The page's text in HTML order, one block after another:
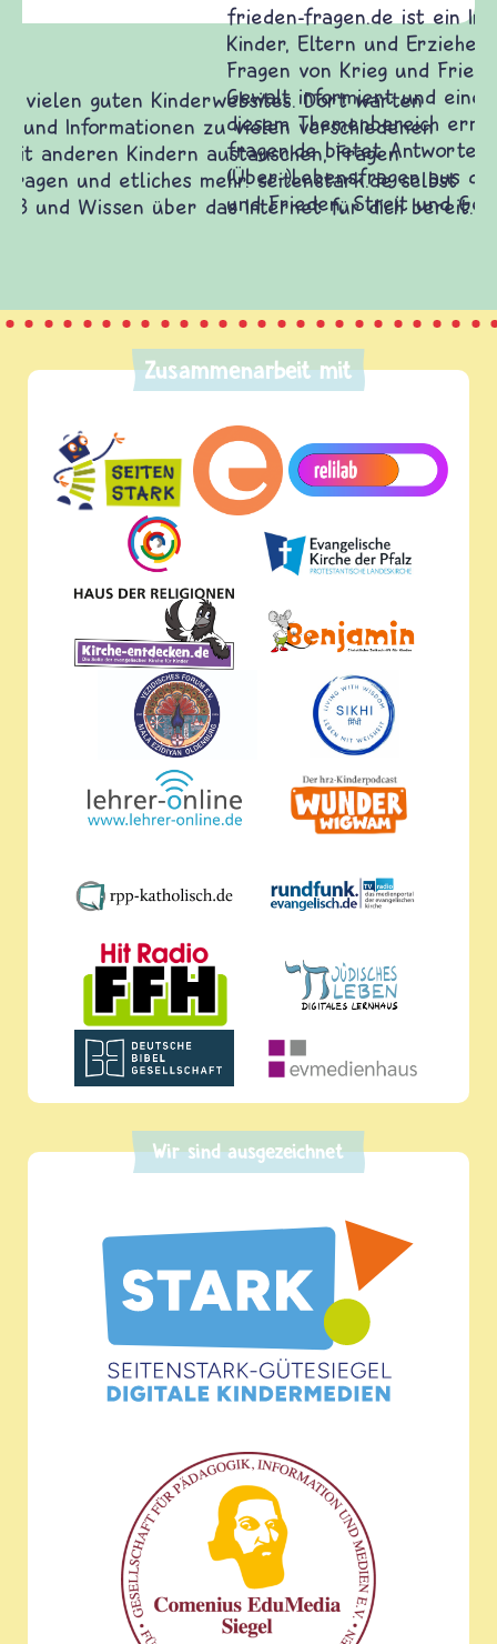
frieden-fragen.de ist ein Internet-Angebot für
Kinder, Eltern und ErzieherInnen das zu
Fragen von Krieg und Frieden, Streit und
Gewalt informiert und einen Austausch zu
diesem Themenbereich ermöglicht. frieden-
fragen.de bietet Antworten auf wichtige
(Über-)Lebensfragen aus den Bereichen Krieg
und Frieden, Streit und Gewalt.
Zusammenarbeit mit
Wir sind ausgezeichnet